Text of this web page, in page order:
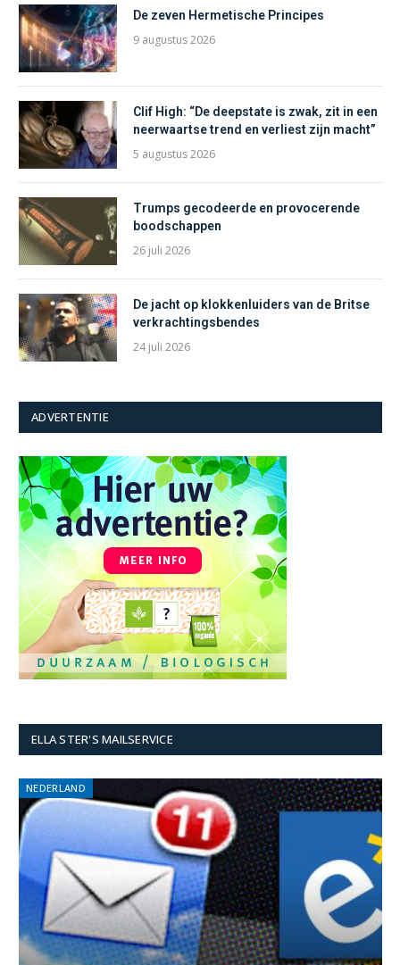
De zeven Hermetische Principes
9 augustus 2026
Clif High: “De deepstate is zwak, zit in een
neerwaartse trend en verliest zijn macht”
5 augustus 2026
Trumps gecodeerde en provocerende
boodschappen
26 juli 2026
De jacht op klokkenluiders van de Britse
verkrachtingsbendes
24 juli 2026
ADVERTENTIE
ELLA STER'S MAILSERVICE
NEDERLAND